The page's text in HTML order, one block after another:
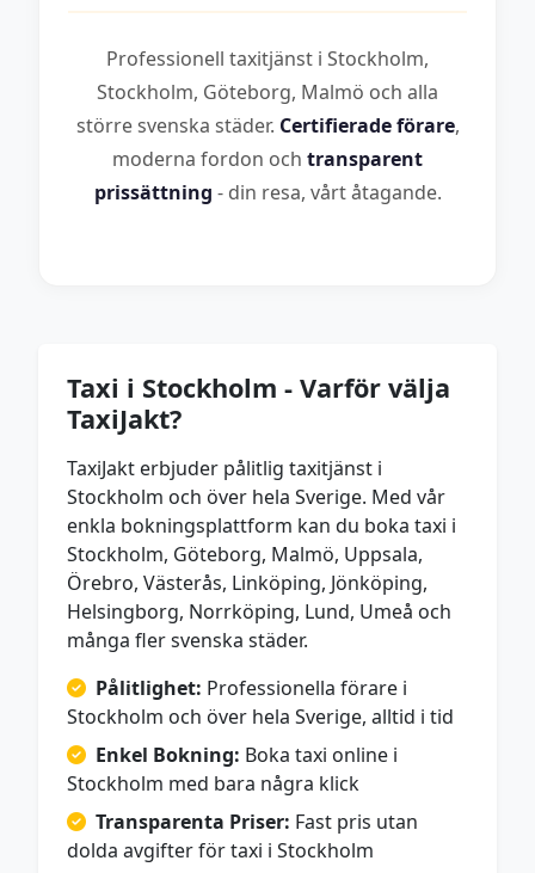
Professionell taxitjänst i Stockholm,
Stockholm, Göteborg, Malmö och alla
större svenska städer. Certifierade förare,
moderna fordon och transparent
prissättning - din resa, vårt åtagande.
Taxi i Stockholm - Varför välja
TaxiJakt?
TaxiJakt erbjuder pålitlig taxitjänst i
Stockholm och över hela Sverige. Med vår
enkla bokningsplattform kan du boka taxi i
Stockholm, Göteborg, Malmö, Uppsala,
Örebro, Västerås, Linköping, Jönköping,
Helsingborg, Norrköping, Lund, Umeå och
många fler svenska städer.
Pålitlighet: Professionella förare i
Stockholm och över hela Sverige, alltid i tid
Enkel Bokning: Boka taxi online i
Stockholm med bara några klick
Transparenta Priser: Fast pris utan
dolda avgifter för taxi i Stockholm